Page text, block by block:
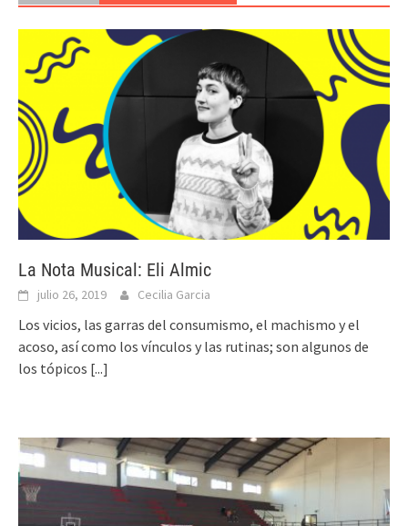
La Nota Musical: Eli Almic
julio 26, 2019 Cecilia Garcia
Los vicios, las garras del consumismo, el machismo y el
acoso, así como los vínculos y las rutinas; son algunos de
los tópicos [...]